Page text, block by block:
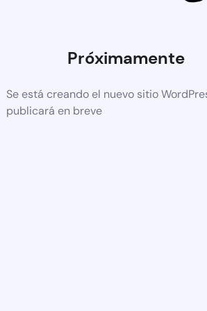
Próximamente
Se está creando el nuevo sitio
publicará en breve